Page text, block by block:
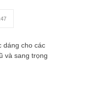
dáng cho các
và sang trọng